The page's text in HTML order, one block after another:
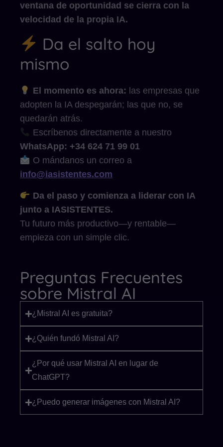
ventana de oportunidad se cierra con la
velocidad de la propia IA.
Da el salto hoy
mismo
El momento es ahora: las empresas que
adopten la IA despegarán; las que no, se
quedarán atrás.
Escríbenos directamente a nuestro
WhatsApp: +34 624 71 99 01
O mándanos un correo a
info@iasistentes.com
Da el paso y comienza a liderar con IA
junto a IASISTENTES.
Tu futuro más productivo—y rentable—
empieza con un simple clic.
Preguntas Frecuentes
sobre Mistral AI
¿Mistral AI es gratuita?
¿Quién fundó Mistral AI?
¿Por qué usar Mistral AI en lugar de
ChatGPT?
¿Puedo generar imágenes con Mistral AI?